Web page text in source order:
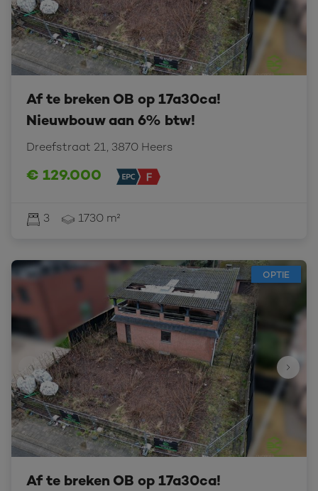
Af te breken OB op 17a30ca!
Nieuwbouw aan 6% btw!
Dreefstraat 21, 3870 Heers
€ 129.000
3 1730 m²
OPTIE
Af te breken OB op 17a30ca!